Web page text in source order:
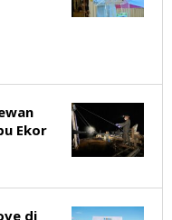
Ekor
di